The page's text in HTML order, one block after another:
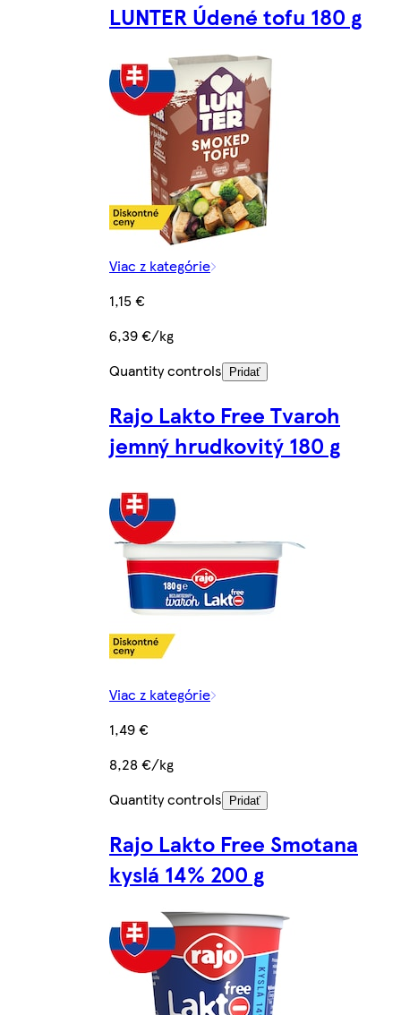
LUNTER Údené tofu 180 g
Viac z kategórie
1,15 €
6,39 €/kg
Quantity controls
Pridať
Rajo Lakto Free Tvaroh
jemný hrudkovitý 180 g
Viac z kategórie
1,49 €
8,28 €/kg
Quantity controls
Pridať
Rajo Lakto Free Smotana
kyslá 14% 200 g